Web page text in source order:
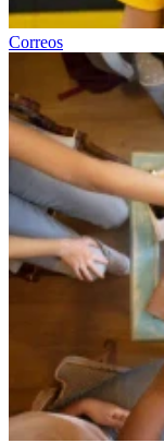
Correos